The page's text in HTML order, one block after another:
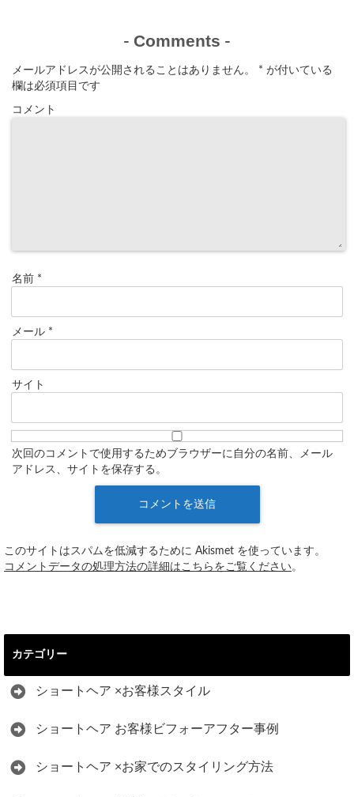
- Comments -
メールアドレスが公開されることはありません。 * が付いている
欄は必須項目です
コメント
名前 *
メール *
サイト
次回のコメントで使用するためブラウザーに自分の名前、メール
アドレス、サイトを保存する。
このサイトはスパムを低減するために Akismet を使っています。
コメントデータの処理方法の詳細はこちらをご覧ください。
カテゴリー
ショートヘア ×お客様スタイル
ショートヘア お客様ビフォーアフター事例
ショートヘア ×お家でのスタイリング方法